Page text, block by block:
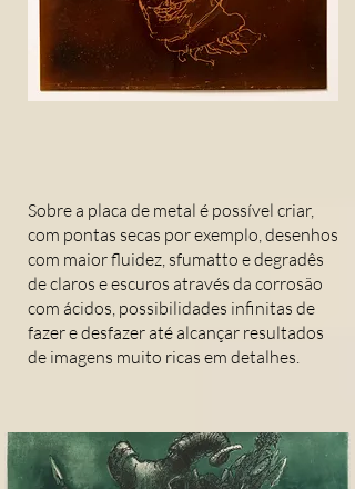
Sobre a placa de metal é possível criar,
com pontas secas por exemplo, desenhos
com maior fluidez, sfumatto e degradês
de claros e escuros através da corrosão
com ácidos, possibilidades infinitas de
fazer e desfazer até alcançar resultados
de imagens muito ricas em detalhes.